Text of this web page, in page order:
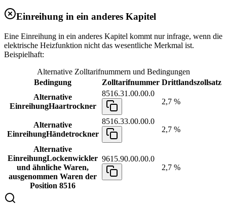
Einreihung in ein anderes Kapitel
Eine Einreihung in ein anderes Kapitel kommt nur infrage, wenn die
elektrische Heizfunktion nicht das wesentliche Merkmal ist.
Beispielhaft:
Alternative Zolltarifnummern und Bedingungen
Bedingung
Zolltarifnummer Drittlandszollsatz
Alternative
EinreihungHaartrockner
8516.31.00.00.0
2,7 %
Alternative
EinreihungHändetrockner
8516.33.00.00.0
2,7 %
Alternative
EinreihungLockenwickler
und ähnliche Waren,
ausgenommen Waren der
Position 8516
9615.90.00.00.0
2,7 %